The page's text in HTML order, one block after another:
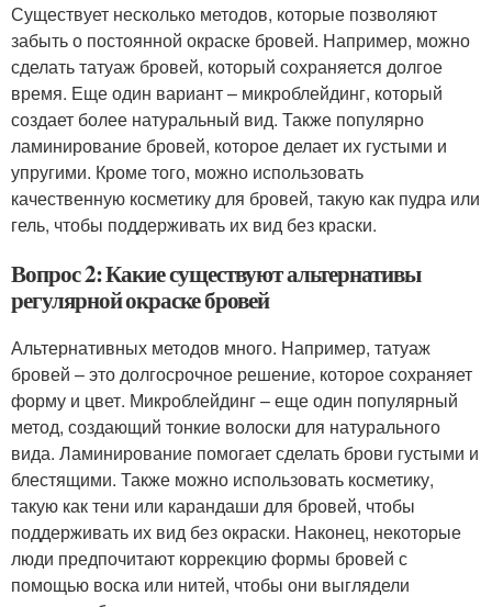
Существует несколько методов, которые позволяют
забыть о постоянной окраске бровей. Например, можно
сделать татуаж бровей, который сохраняется долгое
время. Еще один вариант – микроблейдинг, который
создает более натуральный вид. Также популярно
ламинирование бровей, которое делает их густыми и
упругими. Кроме того, можно использовать
качественную косметику для бровей, такую как пудра или
гель, чтобы поддерживать их вид без краски.
Вопрос 2: Какие существуют альтернативы
регулярной окраске бровей
Альтернативных методов много. Например, татуаж
бровей – это долгосрочное решение, которое сохраняет
форму и цвет. Микроблейдинг – еще один популярный
метод, создающий тонкие волоски для натурального
вида. Ламинирование помогает сделать брови густыми и
блестящими. Также можно использовать косметику,
такую как тени или карандаши для бровей, чтобы
поддерживать их вид без окраски. Наконец, некоторые
люди предпочитают коррекцию формы бровей с
помощью воска или нитей, чтобы они выглядели